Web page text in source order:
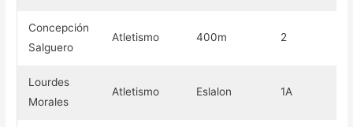
Concepción
Salguero
Atletismo 400m 2
Lourdes
Morales
Atletismo Eslalon 1A